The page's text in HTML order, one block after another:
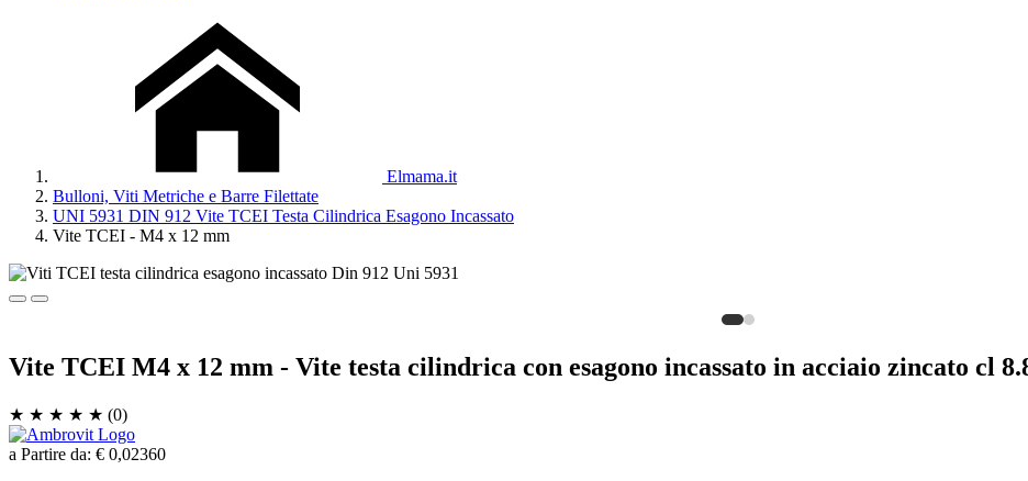
Elmama.it
Bulloni, Viti Metriche e Barre Filettate
UNI 5931 DIN 912 Vite TCEI Testa Cilindrica Esagono Incassato
Vite TCEI - M4 x 12 mm
Vite TCEI M4 x 12 mm - Vite testa cilindrica con esagono incassato in acciaio zincato cl
★ ★ ★ ★ ★ (0)
a Partire da: € 0,02360